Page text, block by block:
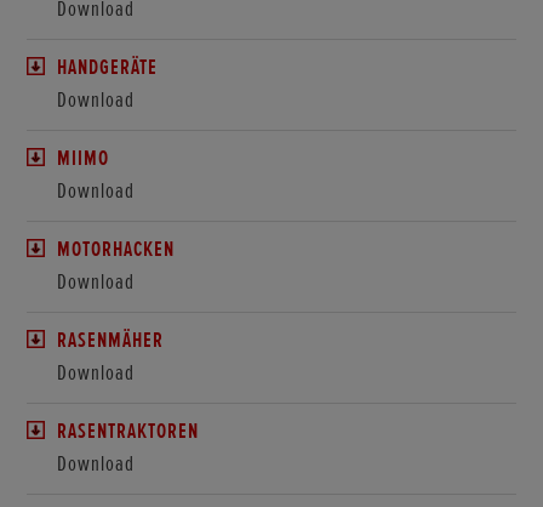
Download
HANDGERÄTE
Download
MIIMO
Download
MOTORHACKEN
Download
RASENMÄHER
Download
RASENTRAKTOREN
Download